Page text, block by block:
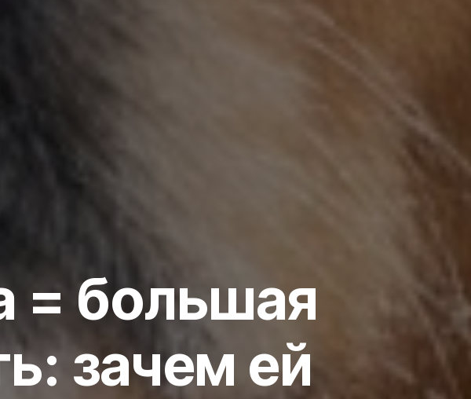
= большая
зачем ей